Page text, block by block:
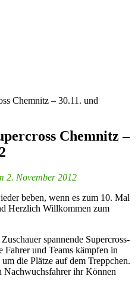
Chemnitz – 30.11. und
Chemnitz –
2. November 2012
beben, wenn es zum 10. Mal
Herzlich Willkommen zum
spannende Supercross-
Fahrer und Teams kämpfen in
die Plätze auf dem Treppchen.
Nachwuchsfahrer ihr Können